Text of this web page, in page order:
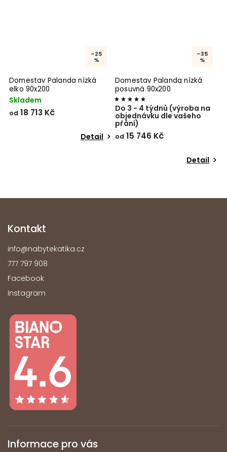
–25
%
Domestav Palanda nízká
elko 90x200
Skladem
od 18 713 Kč
Detail
–35
%
Domestav Palanda nízká
posuvná 90x200
Do 3 - 4 týdnů (výroba na
objednávku dle vašeho
přání)
od 15 746 Kč
Detail
Kontakt
info@nabytekatika.cz
777 797 908
Facebook
Instagram
Informace pro vás